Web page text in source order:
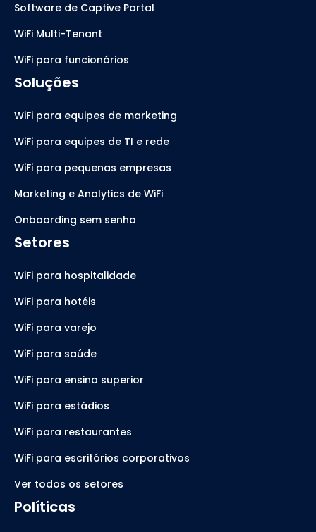
Software de Captive Portal
WiFi Multi-Tenant
WiFi para funcionários
Soluções
WiFi para equipes de marketing
WiFi para equipes de TI e rede
WiFi para pequenas empresas
Marketing e Analytics de WiFi
Onboarding sem senha
Setores
WiFi para hospitalidade
WiFi para hotéis
WiFi para varejo
WiFi para saúde
WiFi para ensino superior
WiFi para estádios
WiFi para restaurantes
WiFi para escritórios corporativos
Ver todos os setores
Políticas